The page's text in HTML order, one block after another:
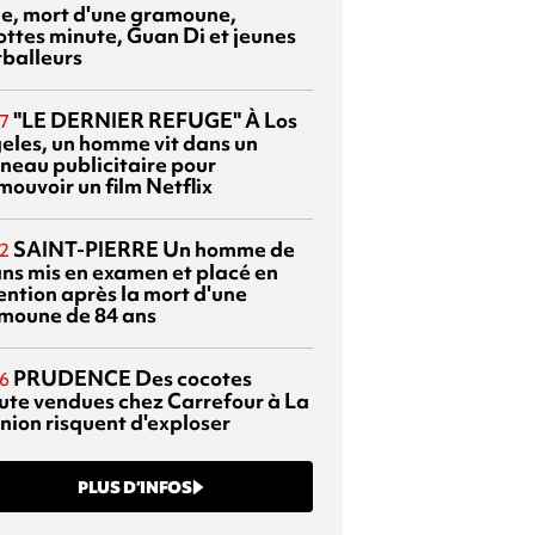
mort d'une gramoune,
minute, Guan Di et jeunes
"LE DERNIER REFUGE"À Los
un homme vit dans un
publicitaire pour
un film Netflix
SAINT-PIERRE Un homme de
mis en examen et placé en
après la mort d'une
de 84 ans
PRUDENCE Des cocotes
vendues chez Carrefour à La
risquent d'exploser
PLUS D’INFOS